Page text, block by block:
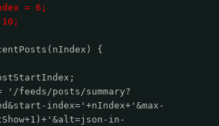
= 6;
{
'/feeds/posts/summary?
index='+nIndex+'&max-
in-